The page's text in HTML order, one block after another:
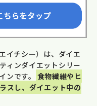
イチシー）は、ダイエ
ィンダイエットシリー
ンです。
食物繊維やヒ
スし、ダイエット中の